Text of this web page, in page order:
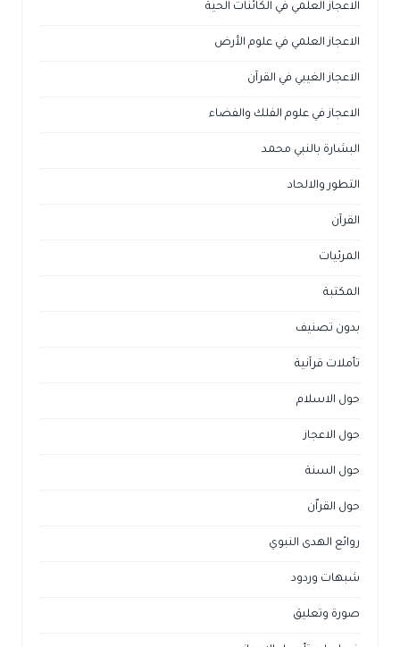
الاعجاز العلمي في الكائنات الحية
الاعجاز العلمي في علوم الأرض
الاعجاز الغيبي في القرآن
الاعجاز في علوم الفلك والفضاء
البشارة بالنبي محمد
التطور والالحاد
القرآن
المرئيات
المكتبة
بدون تصنيف
تأملات قرآنية
حول الاسلام
حول الاعجاز
حول السنة
حول القراّن
روائع الهدى النبوي
شبهات وردود
صورة وتعليق